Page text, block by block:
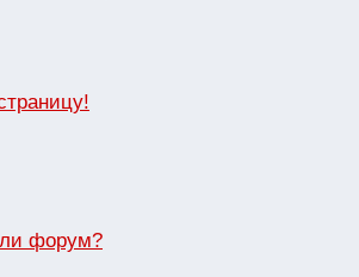
форум?